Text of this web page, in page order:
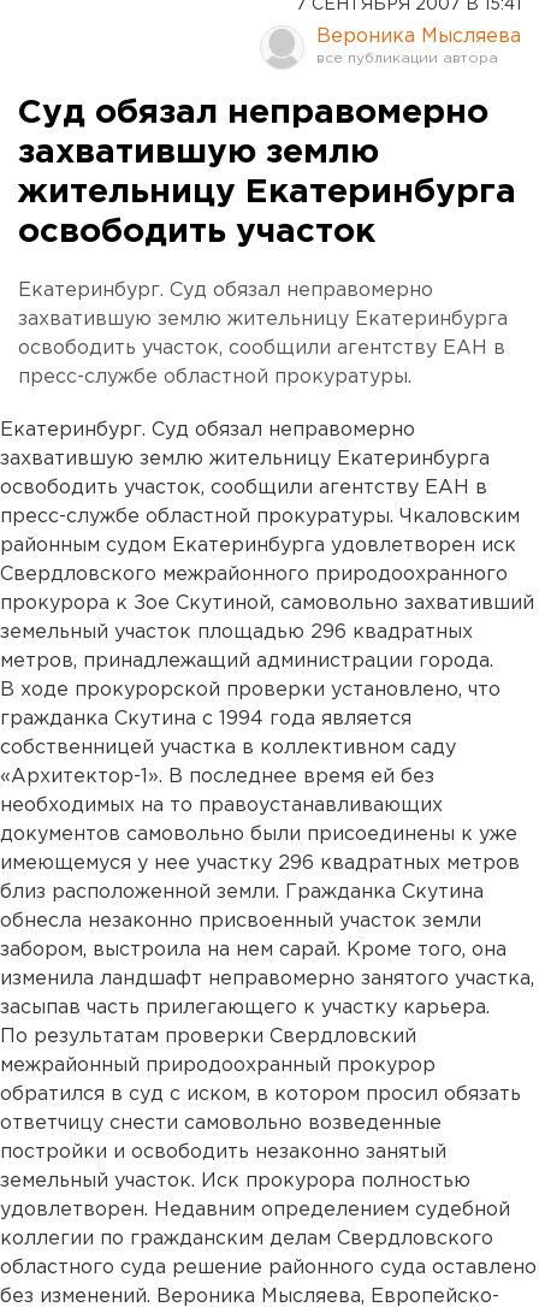
7 СЕНТЯБРЯ 2007 В 15:41
Вероника Мысляева
Суд обязал неправомерно
захватившую землю
жительницу Екатеринбурга
освободить участок
Екатеринбург. Суд обязал неправомерно
захватившую землю жительницу Екатеринбурга
освободить участок, сообщили агентству ЕАН в
пресс-службе областной прокуратуры.
Екатеринбург. Суд обязал неправомерно
захватившую землю жительницу Екатеринбурга
освободить участок, сообщили агентству ЕАН в
пресс-службе областной прокуратуры. Чкаловским
районным судом Екатеринбурга удовлетворен иск
Свердловского межрайонного природоохранного
прокурора к Зое Скутиной, самовольно захвативший
земельный участок площадью 296 квадратных
метров, принадлежащий администрации города.
В ходе прокурорской проверки установлено, что
гражданка Скутина с 1994 года является
собственницей участка в коллективном саду
«Архитектор-1». В последнее время ей без
необходимых на то правоустанавливающих
документов самовольно были присоединены к уже
имеющемуся у нее участку 296 квадратных метров
близ расположенной земли. Гражданка Скутина
обнесла незаконно присвоенный участок земли
забором, выстроила на нем сарай. Кроме того, она
изменила ландшафт неправомерно занятого участка,
засыпав часть прилегающего к участку карьера.
По результатам проверки Свердловский
межрайонный природоохранный прокурор
обратился в суд с иском, в котором просил обязать
ответчицу снести самовольно возведенные
постройки и освободить незаконно занятый
земельный участок. Иск прокурора полностью
удовлетворен. Недавним определением судебной
коллегии по гражданским делам Свердловского
областного суда решение районного суда оставлено
без изменений. Вероника Мысляева, Европейско-